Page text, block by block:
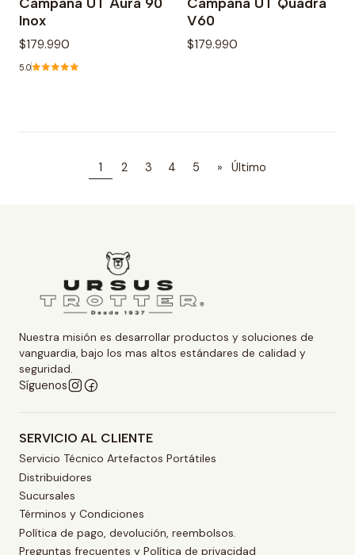
Agotado
Inox
$179.990
5.0
V60
$179.990
1 2 3 4 5 » Último
Nuestra misión es desarrollar productos y soluciones de
vanguardia, bajo los mas altos estándares de calidad y
seguridad.
Síguenos
SERVICIO AL CLIENTE
Servicio Técnico Artefactos Portátiles
Distribuidores
Sucursales
Términos y Condiciones
Política de pago, devolución, reembolsos.
Preguntas frecuentes y Política de privacidad